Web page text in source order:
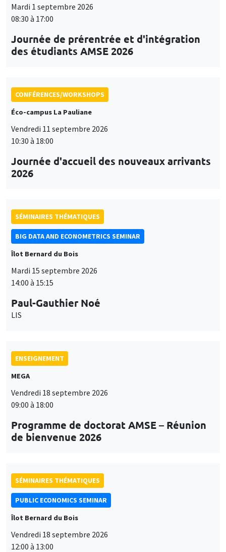
Mardi 1 septembre 2026
08:30 à 17:00
Journée de prérentrée et d'intégration
des étudiants AMSE 2026
CONFÉRENCES/WORKSHOPS
Éco-campus La Pauliane
Vendredi 11 septembre 2026
10:30 à 18:00
Journée d'accueil des nouveaux arrivants
2026
SÉMINAIRES THÉMATIQUES
BIG DATA AND ECONOMETRICS SEMINAR
Îlot Bernard du Bois
Mardi 15 septembre 2026
14:00 à 15:15
Paul-Gauthier Noé
LIS
ENSEIGNEMENT
MEGA
Vendredi 18 septembre 2026
09:00 à 18:00
Programme de doctorat AMSE – Réunion
de bienvenue 2026
SÉMINAIRES THÉMATIQUES
PUBLIC ECONOMICS SEMINAR
Îlot Bernard du Bois
Vendredi 18 septembre 2026
12:00 à 13:00